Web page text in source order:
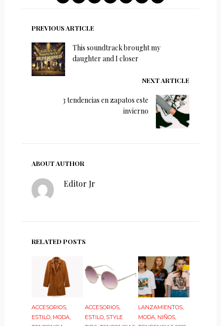
PREVIOUS ARTICLE
This soundtrack brought my
daughter and I closer
NEXT ARTICLE
3 tendencias en zapatos este
invierno
ABOUT AUTHOR
Editor Jr
RELATED POSTS
ACCESORIOS,
ESTILO, MODA,
ACCESORIOS,
ESTILO, STYLE
LANZAMIENTOS,
MODA, NIÑOS,